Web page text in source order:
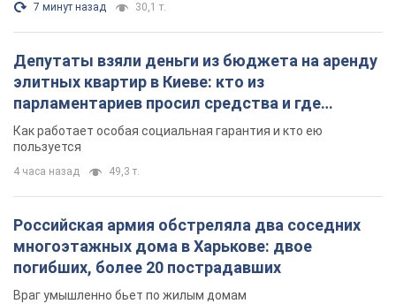
7 минут назад 30,1 т.
Депутаты взяли деньги из бюджета на аренду
элитных квартир в Киеве: кто из
парламентариев просил средства и где
поселился
Как работает особая социальная гарантия и кто ею
пользуется
4 часа назад 49,3 т.
Российская армия обстреляла два соседних
многоэтажных дома в Харькове: двое
погибших, более 20 пострадавших
Враг умышленно бьет по жилым домам